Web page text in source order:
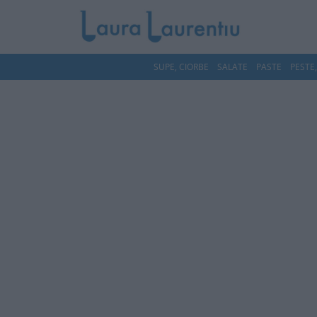
SUPE, CIORBE SALATE PASTE